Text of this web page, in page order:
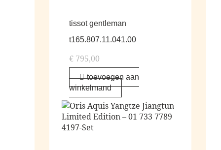
tissot gentleman
t165.807.11.041.00
€ 795,00
toevoegen aan
winkelmand